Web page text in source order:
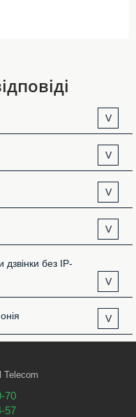
V
V
V
V
без IP-
V
V
Telecom
70
57